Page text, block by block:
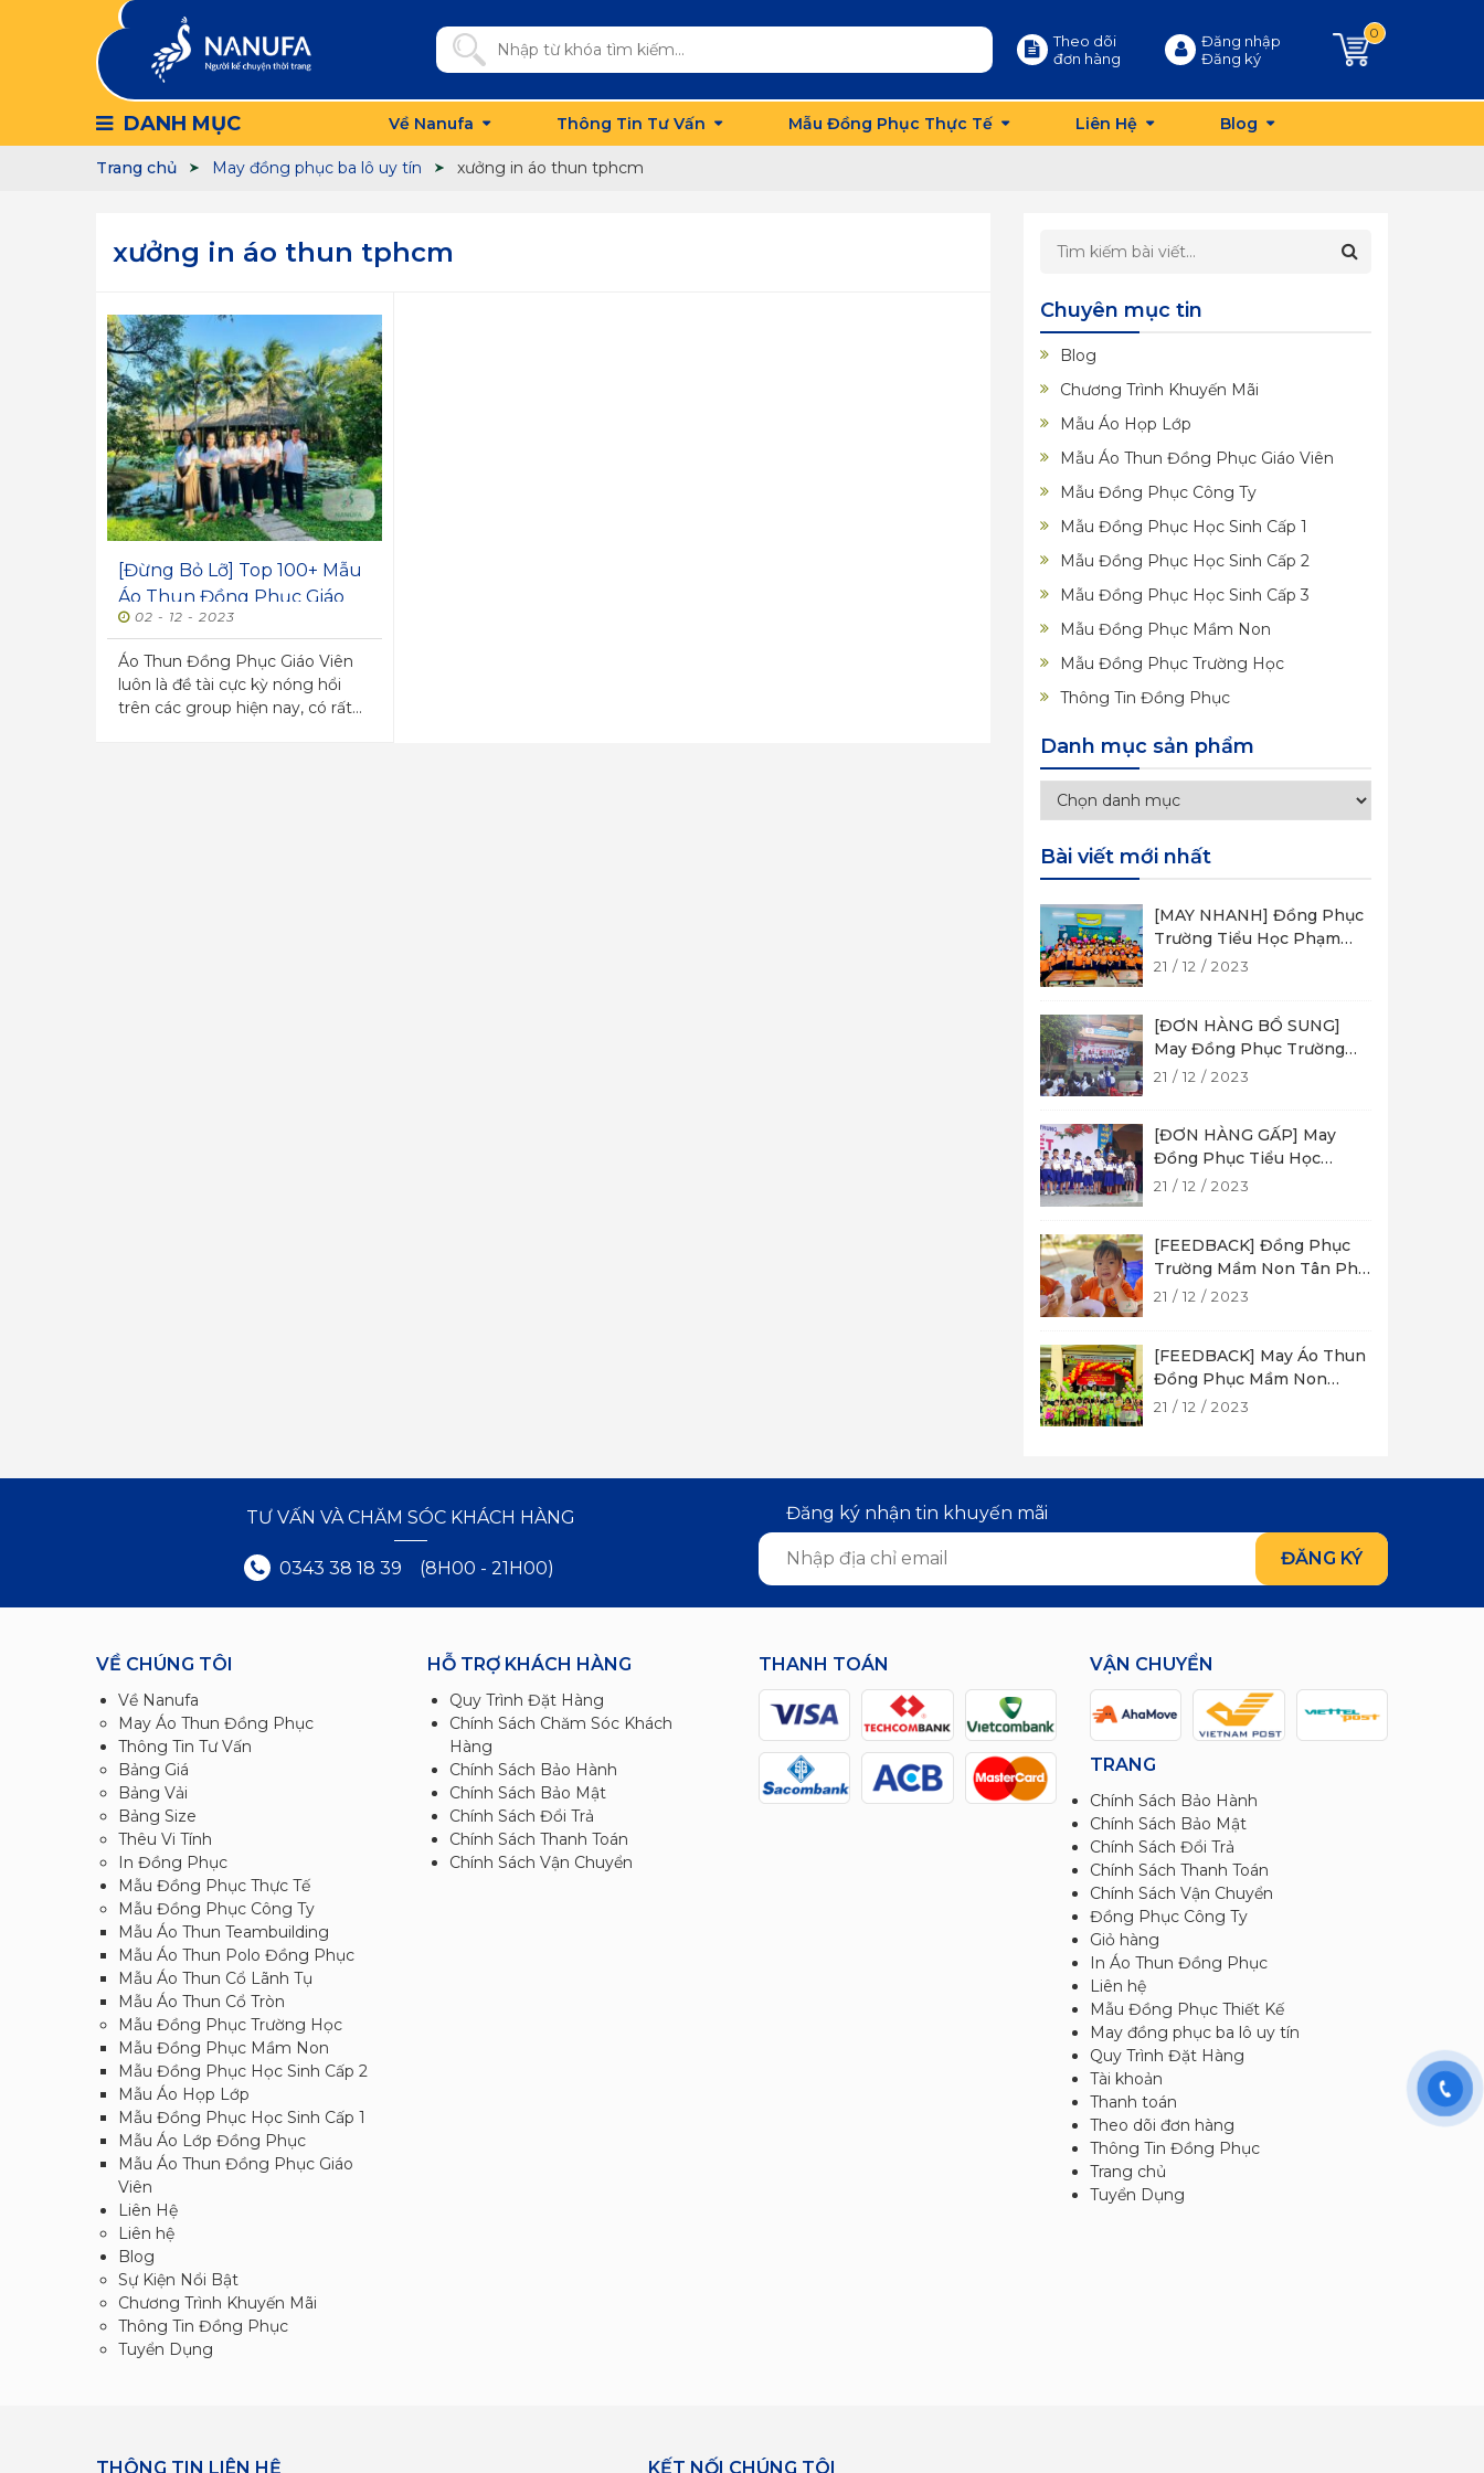
Theo dõi
đơn hàng
Đăng nhập
Đăng ký
0
DANH MỤC Về Nanufa Thông Tin Tư Vấn Mẫu Đồng Phục Thực Tế Liên Hệ Blog
Trang chủ May đồng phục ba lô uy tín xưởng in áo thun tphcm
xưởng in áo thun tphcm
[Đừng Bỏ Lỡ] Top 100+ Mẫu
Áo Thun Đồng Phục Giáo
Viên Đẹp
02 - 12 - 2023
Áo Thun Đồng Phục Giáo Viên
luôn là đề tài cực kỳ nóng hổi
trên các group hiện nay, có rất
Chuyên mục tin
Blog
Chương Trình Khuyến Mãi
Mẫu Áo Họp Lớp
Mẫu Áo Thun Đồng Phục Giáo Viên
Mẫu Đồng Phục Công Ty
Mẫu Đồng Phục Học Sinh Cấp 1
Mẫu Đồng Phục Học Sinh Cấp 2
Mẫu Đồng Phục Học Sinh Cấp 3
Mẫu Đồng Phục Mầm Non
Mẫu Đồng Phục Trường Học
Thông Tin Đồng Phục
Danh mục sản phẩm
Bài viết mới nhất
[MAY NHANH] Đồng Phục
Trường Tiểu Học Phạm
Văn Cội
21 / 12 / 2023
[ĐƠN HÀNG BỔ SUNG]
May Đồng Phục Trường
Tiểu Học Tân Phú
21 / 12 / 2023
[ĐƠN HÀNG GẤP] May
Đồng Phục Tiểu Học
Trường Tân Phú Trung
21 / 12 / 2023
[FEEDBACK] Đồng Phục
Trường Mầm Non Tân Phú
Trung 2
21 / 12 / 2023
[FEEDBACK] May Áo Thun
Đồng Phục Mầm Non
Phước Vĩnh An
21 / 12 / 2023
TƯ VẤN VÀ CHĂM SÓC KHÁCH HÀNG
0343 38 18 39 (8H00 - 21H00)
Đăng ký nhận tin khuyến mãi
VỀ CHÚNG TÔI
Về Nanufa
May Áo Thun Đồng Phục
Thông Tin Tư Vấn
Bảng Giá
Bảng Vải
Bảng Size
Thêu Vi Tính
In Đồng Phục
Mẫu Đồng Phục Thực Tế
Mẫu Đồng Phục Công Ty
Mẫu Áo Thun Teambuilding
Mẫu Áo Thun Polo Đồng Phục
Mẫu Áo Thun Cổ Lãnh Tụ
Mẫu Áo Thun Cổ Tròn
Mẫu Đồng Phục Trường Học
Mẫu Đồng Phục Mầm Non
Mẫu Đồng Phục Học Sinh Cấp 2
Mẫu Áo Họp Lớp
Mẫu Đồng Phục Học Sinh Cấp 1
Mẫu Áo Lớp Đồng Phục
Mẫu Áo Thun Đồng Phục Giáo
Viên
Liên Hệ
Liên hệ
Blog
Sự Kiện Nổi Bật
Chương Trình Khuyến Mãi
Thông Tin Đồng Phục
Tuyển Dụng
HỖ TRỢ KHÁCH HÀNG
Quy Trình Đặt Hàng
Chính Sách Chăm Sóc Khách
Hàng
Chính Sách Bảo Hành
Chính Sách Bảo Mật
Chính Sách Đổi Trả
Chính Sách Thanh Toán
Chính Sách Vận Chuyển
THANH TOÁN VẬN CHUYỂN
TRANG
Chính Sách Bảo Hành
Chính Sách Bảo Mật
Chính Sách Đổi Trả
Chính Sách Thanh Toán
Chính Sách Vận Chuyển
Đồng Phục Công Ty
Giỏ hàng
In Áo Thun Đồng Phục
Liên hệ
Mẫu Đồng Phục Thiết Kế
May đồng phục ba lô uy tín
Quy Trình Đặt Hàng
Tài khoản
Thanh toán
Theo dõi đơn hàng
Thông Tin Đồng Phục
Trang chủ
Tuyển Dụng
THÔNG TIN LIÊN HỆ KẾT NỐI CHÚNG TÔI